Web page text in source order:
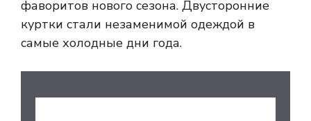
фаворитов нового сезона. Двусторонние
куртки стали незаменимой одеждой в
самые холодные дни года.